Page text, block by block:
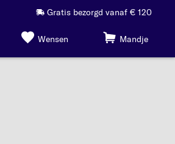
Gratis bezorgd vanaf € 120
Wensen Mandje